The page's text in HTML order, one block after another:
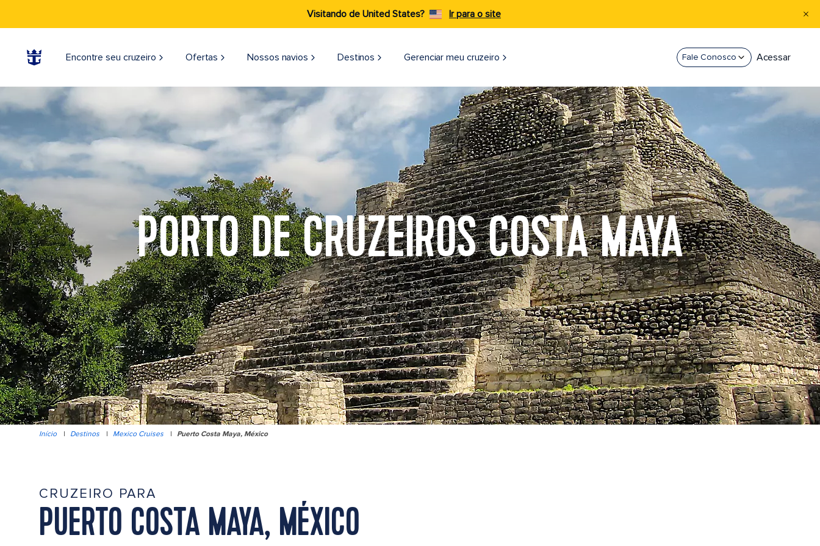
Visitando de United States? Ir para o site
Encontre seu cruzeiro Ofertas Nossos navios Destinos Gerenciar meu cruzeiro Fale Conosco Acessar
PORTO DE CRUZEIROS COSTA MAYA
Início | Destinos | Mexico Cruises | Puerto Costa Maya, México
CRUZEIRO PARA
PUERTO COSTA MAYA, MÉXICO